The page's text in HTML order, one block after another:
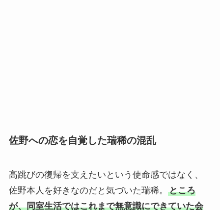
佐野への恋を自覚した瑞稀の混乱
高跳びの復帰を支えたいという使命感ではなく、
佐野本人を好きなのだと気づいた瑞稀。 ところ
が、同室生活ではこれまで無意識にできていた会